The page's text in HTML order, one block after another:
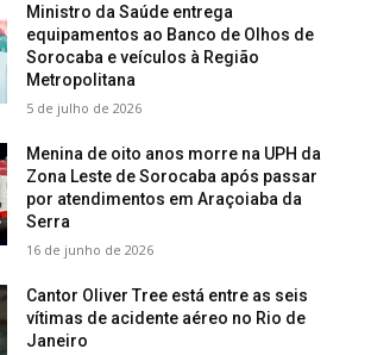
Ministro da Saúde entrega
equipamentos ao Banco de Olhos de
Sorocaba e veículos à Região
Metropolitana
5 de julho de 2026
Menina de oito anos morre na UPH da
Zona Leste de Sorocaba após passar
por atendimentos em Araçoiaba da
Serra
16 de junho de 2026
Cantor Oliver Tree está entre as seis
vítimas de acidente aéreo no Rio de
Janeiro